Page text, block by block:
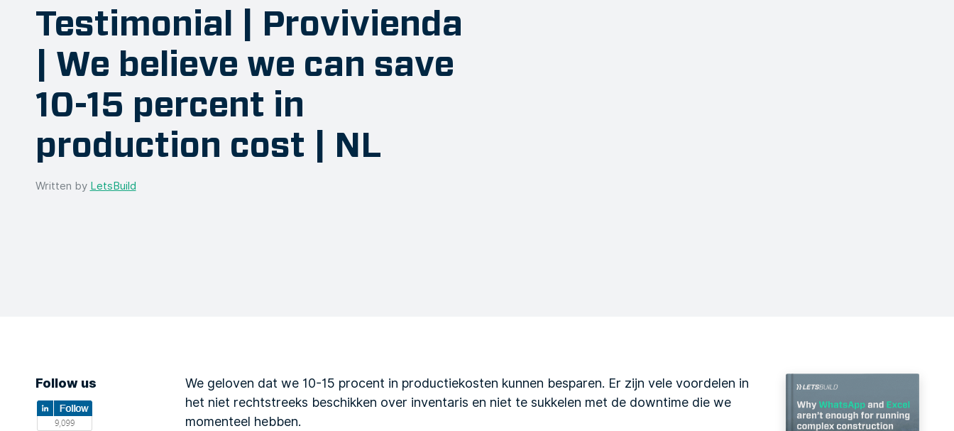
Testimonial | Provivienda
| We believe we can save
10-15 percent in
production cost | NL
Written by LetsBuild
Follow us
We geloven dat we 10-15 procent in productiekosten kunnen besparen. Er zijn vele voordelen in
het niet rechtstreeks beschikken over inventaris en niet te sukkelen met de downtime die we
momenteel hebben.